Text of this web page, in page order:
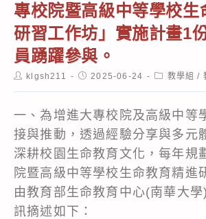
專校院暨高級中等學校生
研習工作坊」實施計畫1
員踴躍參與。
Postklgsh211
Post2025-06-24
Post教學組 /
一、為增進大專校院及高級中等
接與推動，透過經驗分享與多元
深耕校園生命教育文化，每年規
院暨高級中等學校生命教育精進
由教育部生命教育中心(南華大
訊摘述如下：